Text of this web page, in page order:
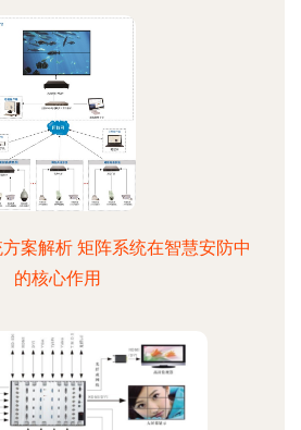
案解析 矩阵系统在智慧安防中
的核心作用